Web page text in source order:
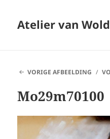
Atelier van
VORIGE AFBEELDING
Mo29m70100